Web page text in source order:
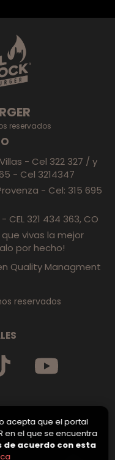
reservados
- Cel 322 327 / y
- Cel 3214347
- Cel: 315 695
- CEL 321 434 363, CO
que vivas la mejor
por hecho!
Quality Managment
reservados
acepta que el portal
en el que se encuentra
de acuerdo con esta